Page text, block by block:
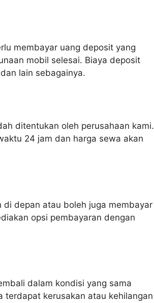
membayar uang deposit yang
mobil selesai. Biaya deposit
lain sebagainya.
ditentukan oleh perusahaan kami.
24 jam dan harga sewa akan
depan atau boleh juga membayar
opsi pembayaran dengan
dalam kondisi yang sama
terdapat kerusakan atau kehilangan